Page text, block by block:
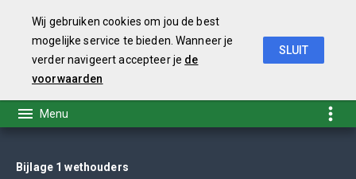
Bijlage 1 wethouders
Wij gebruiken cookies om jou de best
mogelijke service te bieden. Wanneer je
verder navigeert accepteer je de
voorwaarden
SLUIT